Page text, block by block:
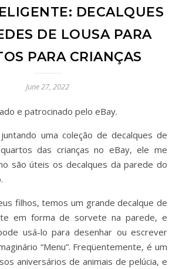
DECALQUES
DE LOUSA PARA
PARA CRIANÇAS
June 27, 2022
e patrocinado pelo eBay.
uma coleção de decalques de
das crianças no eBay, ele me
são úteis os decalques da parede do
filhos, temos um grande decalque de
em forma de sorvete na parede, e
usá-lo para desenhar ou escrever
“Menu”. Freqüentemente, é um
aniversários de animais de pelúcia, e